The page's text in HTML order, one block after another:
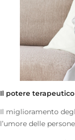
Il potere
Il miglioramento
l’umore delle